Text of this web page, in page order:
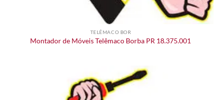
TELÊMACO BOR
Montador de Móveis Telêmaco Borba PR 18.375.001